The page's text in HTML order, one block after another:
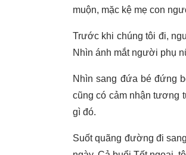
muộn, mặc kệ mẹ con
Trước khi chúng tôi đi,
Nhìn ánh mắt người phụ
Nhìn sang đứa bé đứng
cũng có cảm nhận tương
gì đó.
Suốt quãng đường đi